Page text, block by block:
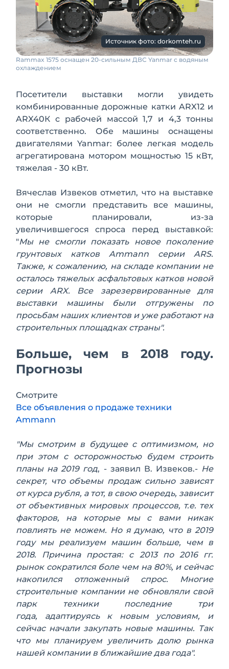
Источник фото: dorkomteh.ru
Rammax 1575 оснащен 20-сильным ДВС Yanmar с водяным
охлаждением
Посетители выставки могли увидеть
комбинированные дорожные катки ARX12 и
ARX40К с рабочей массой 1,7 и 4,3 тонны
соответственно. Обе машины оснащены
двигателями Yanmar: более легкая модель
агрегатирована мотором мощностью 15 кВт,
тяжелая - 30 кВт.
Вячеслав Извеков отметил, что на выставке
они не смогли представить все машины,
которые планировали, из-за
увеличившегося спроса перед выставкой:
"Мы не смогли показать новое поколение
грунтовых катков Ammann серии ARS.
Также, к сожалению, на складе компании не
осталось тяжелых асфальтовых катков новой
серии ARX. Все зарезервированные для
выставки машины были отгружены по
просьбам наших клиентов и уже работают на
строительных площадках страны".
Больше, чем в 2018 году.
Прогнозы
Смотрите
Все объявления о продаже техники
Ammann
"Мы смотрим в будущее с оптимизмом, но
при этом с осторожностью будем строить
планы на 2019 год, - заявил В. Извеков.-Не
секрет, что объемы продаж сильно зависят
от курса рубля, а тот, в свою очередь, зависит
от объективных мировых процессов, т.е. тех
факторов, на которые мы с вами никак
повлиять не можем. Но я думаю, что в 2019
году мы реализуем машин больше, чем в
2018. Причина простая: с 2013 по 2016 гг.
рынок сократился боле чем на 80%, и сейчас
накопился отложенный спрос. Многие
строительные компании не обновляли свой
парк техники последние три
года, адаптируясь к новым условиям, и
сейчас начали закупать новые машины. Так
что мы планируем увеличить долю рынка
нашей компании в ближайшие два года".